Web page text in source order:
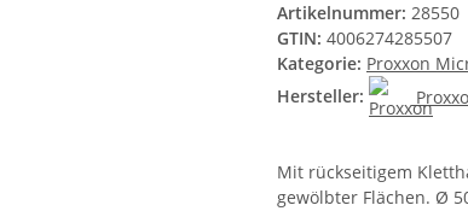
Artikelnummer: 28550
GTIN: 4006274285507
Kategorie: Proxxon
Hersteller:
Mit rückseitigem
gewölbter Flächen. Ø